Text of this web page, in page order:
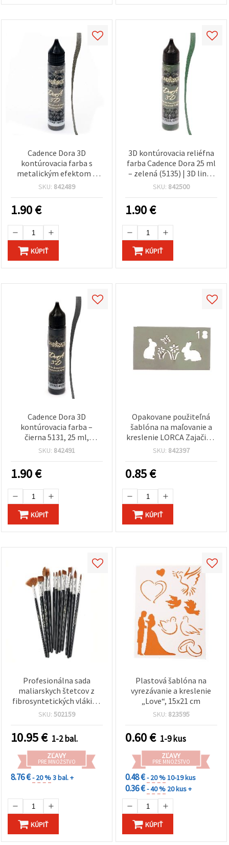
Cadence Dora 3D
kontúrovacia farba s
metalickým efektom –
Antracit (5138), tuba 25
rôzne povrchy pre obrysy
a reliéfne techniky
SKU: 842489
1.90€
KÚPIŤ
3D kontúrovacia reliéfna
farba Cadence Dora 25 ml
– zelená (5135) | 3D liner
na hobby tvorbu, textil,
SKU: 842500
1.90€
KÚPIŤ
Cadence Dora 3D
kontúrovacia farba –
čierna 5131, 25 ml,
rýchloschnúca, odolná
univerzálna hobby farba
na textil, drevo a kov
SKU: 842491
1.90€
KÚPIŤ
Opakovane použiteľná
šablóna na maľovanie a
kreslenie LORCA Zajačik a
kvety, rozmer motívu 4,3
SKU: 842397
0.85€
KÚPIŤ
Profesionálna sada
maliarskych štetcov z
fibrosyntetických vlákien
– 12 ks, mix veľkostí
SKU: 502159
10.95€ 1-2 bal.
ZĽAVY
PRE MNOŽSTVO
8.76 €- 20 %3 bal. +
KÚPIŤ
Plastová šablóna na
vyrezávanie a kreslenie
„Love“, 15x21 cm
SKU: 823595
0.60€ 1-9 kus
ZĽAVY
PRE MNOŽSTVO
0.48 €- 20 %10-19 kus
0.36 €- 40 % 20 kus +
KÚPIŤ